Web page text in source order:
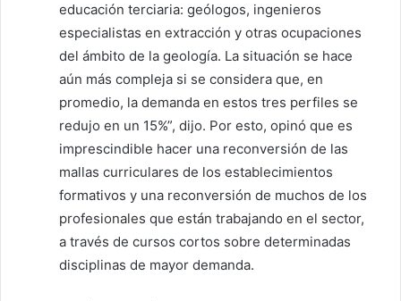
educación terciaria: geólogos, ingenieros
especialistas en extracción y otras ocupaciones
del ámbito de la geología. La situación se hace
aún más compleja si se considera que, en
promedio, la demanda en estos tres perfiles se
redujo en un 15%”, dijo. Por esto, opinó que es
imprescindible hacer una reconversión de las
mallas curriculares de los establecimientos
formativos y una reconversión de muchos de los
profesionales que están trabajando en el sector,
a través de cursos cortos sobre determinadas
disciplinas de mayor demanda.